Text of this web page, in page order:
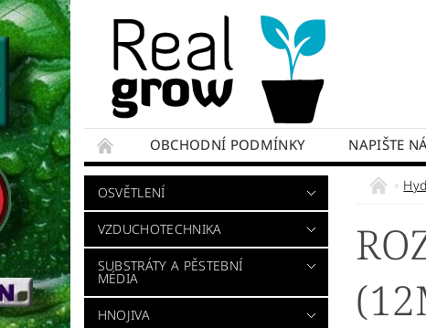
OBCHODNÍ PODMÍNKY NAPIŠTE
OSVĚTLENÍ
VZDUCHOTECHNIKA
SUBSTRÁTY A PĚSTEBNÍ
MÉDIA
HNOJIVA